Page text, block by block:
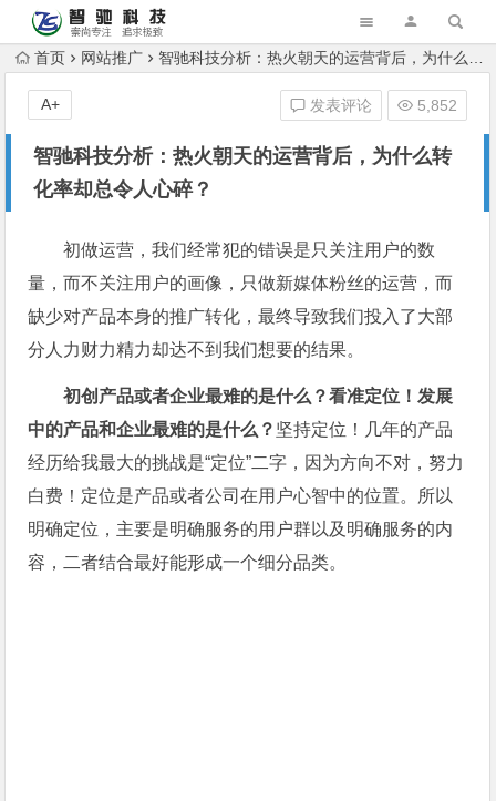
首页 网站推广 智驰科技分析：热火朝天的运营背后，为什么转化率却总令人心碎？
智驰科技分析：热火朝天的运营背后，为什么转
化率却总令人心碎？
发表评论 5,852
A+
初做运营，我们经常犯的错误是只关注用户的数
量，而不关注用户的画像，只做新媒体粉丝的运营，而
缺少对产品本身的推广转化，最终导致我们投入了大部
分人力财力精力却达不到我们想要的结果。
初创产品或者企业最难的是什么？看准定位！发展
中的产品和企业最难的是什么？ 坚持定位！几年的产品
经历给我最大的挑战是“定位”二字，因为方向不对，努力
白费！定位是产品或者公司在用户心智中的位置。所以
明确定位，主要是明确服务的用户群以及明确服务的内
容，二者结合最好能形成一个细分品类。